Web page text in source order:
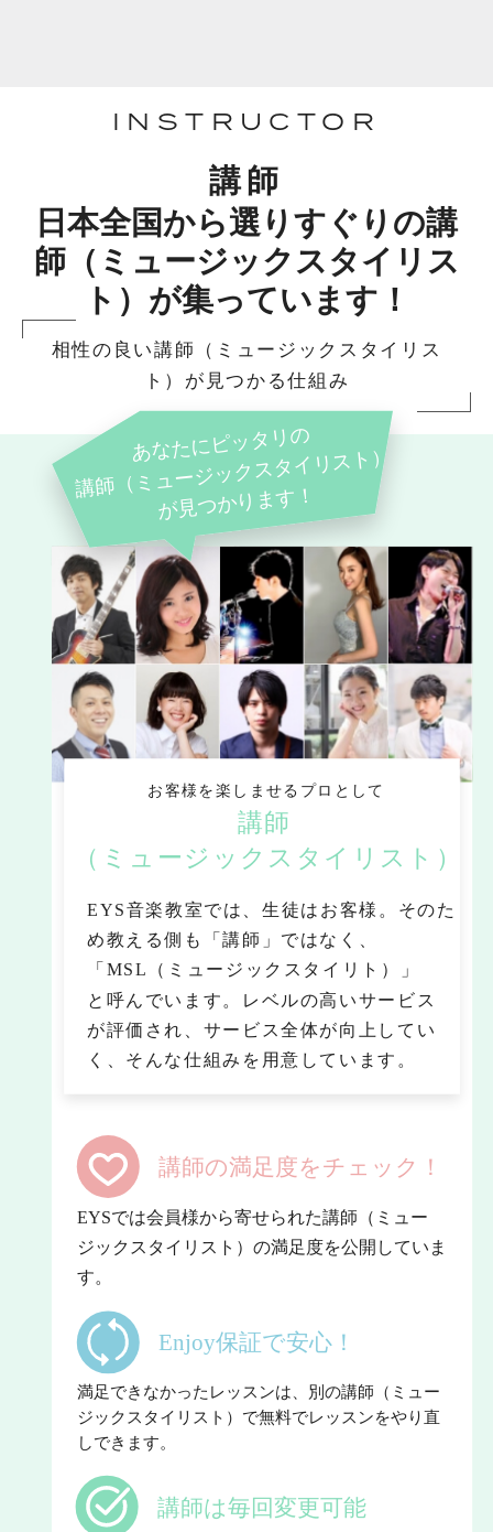
INSTRUCTOR
講師
日本全国から選りすぐりの講
師（ミュージックスタイリス
ト）が集っています！
相性の良い講師（ミュージックスタイリス
ト）が見つかる仕組み